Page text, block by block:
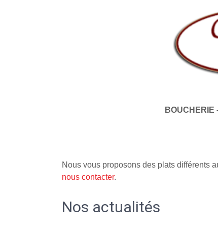
BOUCHERIE
Nous vous proposons des plats différents
nous contacter.
Nos actualités